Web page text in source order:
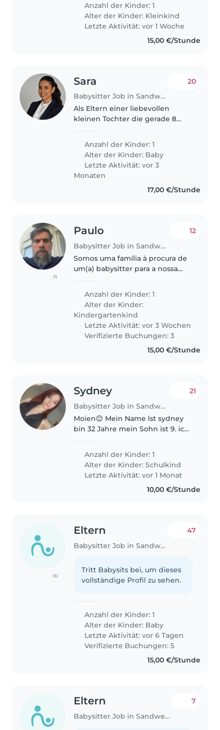
multilingual family who speaks
English, French, and Greek,
we're..
Anzahl der Kinder: 1
Alter der Kinder: Kleinkind
Letzte Aktivität: vor 1 Woche
15,00 €/Stunde
Sara
Babysitter Job in Sandweiler
20
Als Eltern einer liebevollen
kleinen Tochter die gerade 8
zuverlässige Nanny. Wir
benötigen Unterstützung an
paar Tage während wir im Büro
Anzahl der Kinder: 1
Alter der Kinder: Baby
Letzte Aktivität: vor 3
Monaten
17,00 €/Stunde
(1)
Paulo
Babysitter Job in Sandweiler
12
Somos uma família à procura de
um(a) babysitter para a nossa
afetuoso e calmo. Preferimos
alguém que fale francês, inglês
ou português e que possa
ajudar..
Anzahl der Kinder: 1
Alter der Kinder:
Kindergartenkind
Letzte Aktivität: vor 3 Wochen
Verifizierte Buchungen: 3
15,00 €/Stunde
Sydney
Babysitter Job in Sandweiler
21
Moien😊 Mein Name lst sydney
bin 32 Jahre mein Sohn ist 9. ich
ab 6uhr bis 8uhr oder
nachmittags von 18uhr bis 20h30
daher ich schichten arbeite
freue..
Anzahl der Kinder: 1
Alter der Kinder:Schulkind
Letzte Aktivität: vor 1 Monat
10,00 €/Stunde
(5)
Eltern
Babysitter Job in Sandweiler
47
Tritt Babysits bei, um dieses
vollständige Profil zu sehen.
Anzahl der Kinder: 1
Alter der Kinder: Baby
Letzte Aktivität: vor 6 Tagen
Verifizierte Buchungen: 5
15,00 €/Stunde
Eltern
Babysitter Job in Sandweiler
7